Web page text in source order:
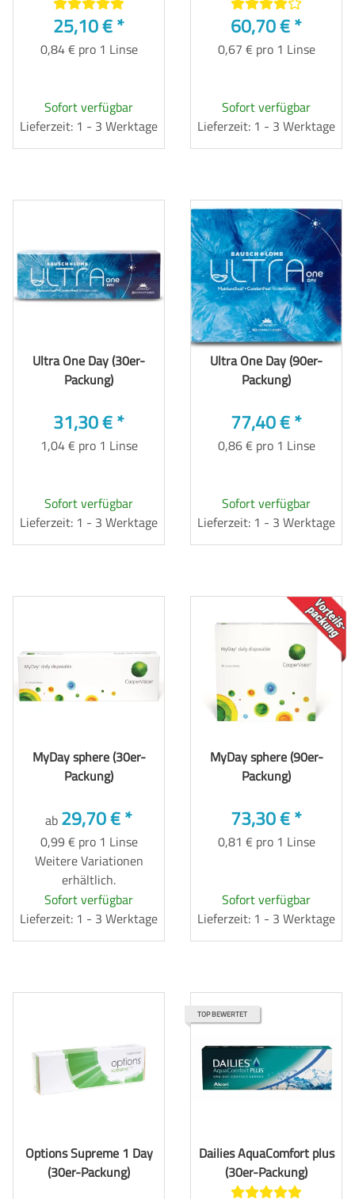
25,10 €*
0,84 € pro 1 Linse
Sofort verfügbar
Lieferzeit: 1 - 3 Werktage
60,70 €*
0,67 € pro 1 Linse
Sofort verfügbar
Lieferzeit: 1 - 3 Werktage
Ultra One Day (30er-
Packung)
31,30 €*
1,04 € pro 1 Linse
Sofort verfügbar
Lieferzeit: 1 - 3 Werktage
Ultra One Day (90er-
Packung)
77,40 €*
0,86 € pro 1 Linse
Sofort verfügbar
Lieferzeit: 1 - 3 Werktage
MyDay sphere (30er-
Packung)
ab 29,70 €*
0,99 € pro 1 Linse
Weitere Variationen
erhältlich.
Sofort verfügbar
Lieferzeit: 1 - 3 Werktage
TOP
MyDay sphere (90er-
Packung)
73,30 €*
0,81 € pro 1 Linse
Sofort verfügbar
Lieferzeit: 1 - 3 Werktage
Options Supreme 1 Day
(30er-Packung)
TOP BEWERTET
Dailies AquaComfort plus
(30er-Packung)